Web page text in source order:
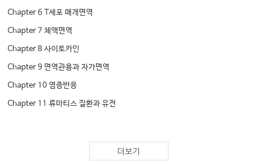
Chapter 6 T세포 매개면역
Chapter 7 체액면역
Chapter 8 사이토카인
Chapter 9 면역관용과 자가면역
Chapter 10 염증반응
Chapter 11 류마티스 질환과 유전
Part 2. 류마티스 질환의 임상적 접근
Chapter 12 문진과 신체검사
더보기